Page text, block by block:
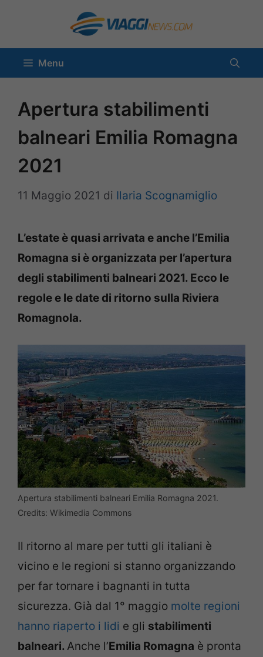
contenuto
Menu
Apertura stabilimenti
balneari Emilia Romagna
2021
11 Maggio 2021 di Ilaria Scognamiglio
L’estate è quasi arrivata e anche l’Emilia
Romagna si è organizzata per l’apertura
degli stabilimenti balneari 2021. Ecco le
regole e le date di ritorno sulla Riviera
Romagnola.
Apertura stabilimenti balneari Emilia Romagna 2021.
Credits: Wikimedia Commons
Il ritorno al mare per tutti gli italiani è
vicino e le regioni si stanno organizzando
per far tornare i bagnanti in tutta
sicurezza. Già dal 1° maggio molte regioni
hanno riaperto i lidi e gli stabilimenti
balneari.Anche l’Emilia Romagna è pronta